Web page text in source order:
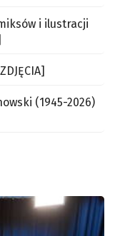
i ilustracji
(1945-2026)